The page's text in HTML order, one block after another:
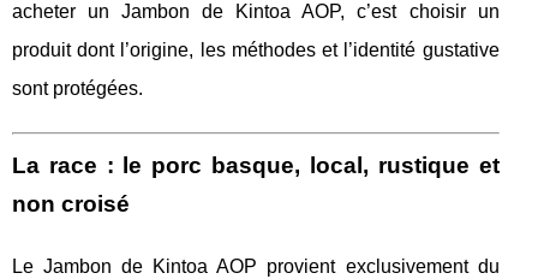
acheter un Jambon de Kintoa AOP, c’est choisir un
produit dont l’origine, les méthodes et l’identité gustative
sont protégées.
La race : le porc basque, local, rustique et
non croisé
Le Jambon de Kintoa AOP provient exclusivement du